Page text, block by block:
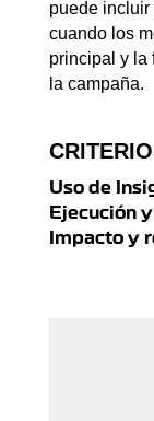
puede incluir
cuando los
principal y la
la campaña.
Uso de
Ejecución
Impacto y